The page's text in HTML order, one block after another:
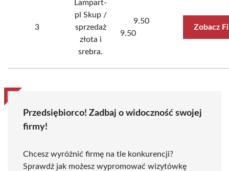
3
Lampart-
pl Skup /
sprzedaż
złota i
srebra.
9.50
9.50
Zobacz
Przedsiębiorco! Zadbaj o widoczność swojej
firmy!
Chcesz wyróżnić firmę na tle konkurencji?
Sprawdź jak możesz wypromować wizytówkę